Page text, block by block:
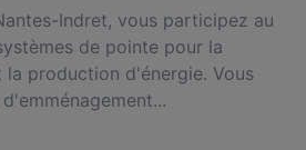
Indret, vous participez au
de pointe pour la
la production d'énergie. Vous